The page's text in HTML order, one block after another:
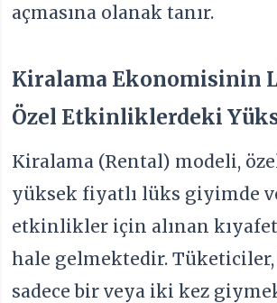
açmasına olanak tanır.
Kiralama Ekonomisinin
Özel Etkinliklerdeki
Kiralama (Rental) modeli,
yüksek fiyatlı lüks giyimde
etkinlikler için alınan
hale gelmektedir.
sadece bir veya iki kez